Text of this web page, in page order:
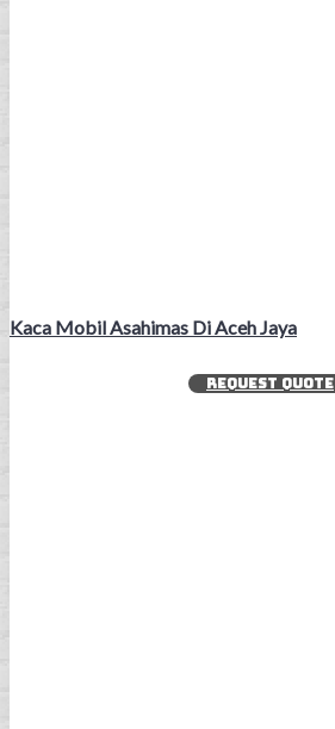
Kaca Mobil Asahimas Di Aceh Jaya
REQUEST QUOTE